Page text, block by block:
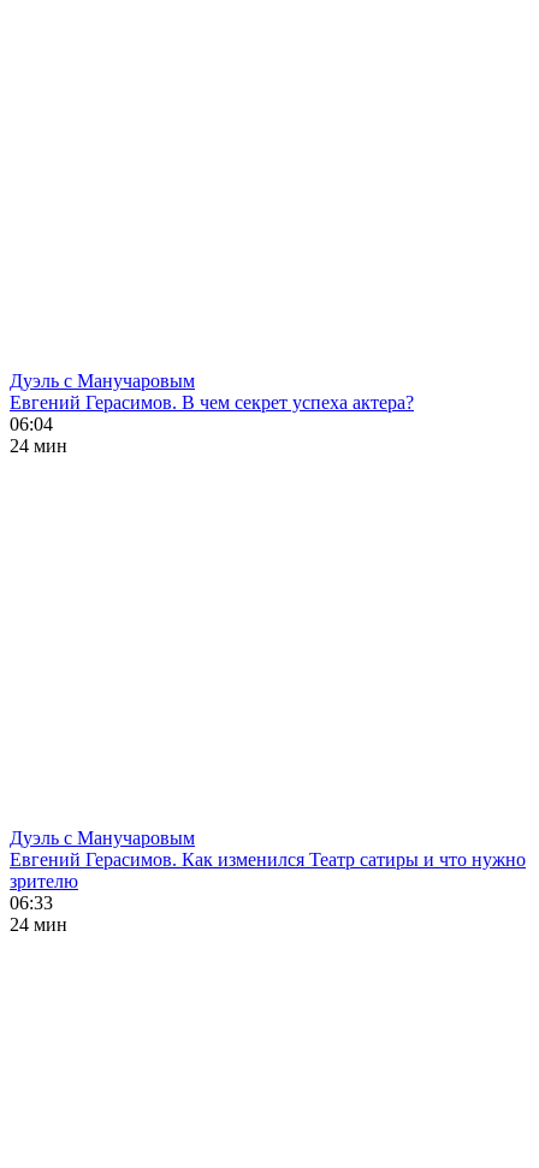
Дуэль с Манучаровым
Евгений Герасимов. В чем секрет успеха актера?
06:04
24 мин
Дуэль с Манучаровым
Евгений Герасимов. Как изменился Театр сатиры и что нужно
зрителю
06:33
24 мин